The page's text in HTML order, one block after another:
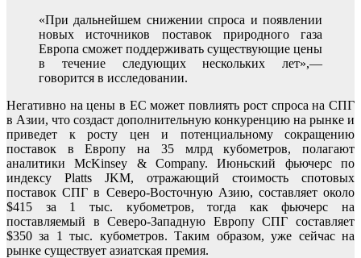
«При дальнейшем снижении спроса и появлении
новых источников поставок природного газа
Европа сможет поддерживать существующие цены
в течение следующих нескольких лет»,—
говорится в исследовании.
Негативно на цены в ЕС может повлиять рост спроса на СПГ
в Азии, что создаст дополнительную конкуренцию на рынке и
приведет к росту цен и потенциальному сокращению
поставок в Европу на 35 млрд кубометров, полагают
аналитики McKinsey & Company. Июньский фьючерс по
индексу Platts JKM, отражающий стоимость спотовых
поставок СПГ в Северо-Восточную Азию, составляет около
$415 за 1 тыс. кубометров, тогда как фьючерс на
поставляемый в Северо-Западную Европу СПГ составляет
$350 за 1 тыс. кубометров. Таким образом, уже сейчас на
рынке существует азиатская премия.